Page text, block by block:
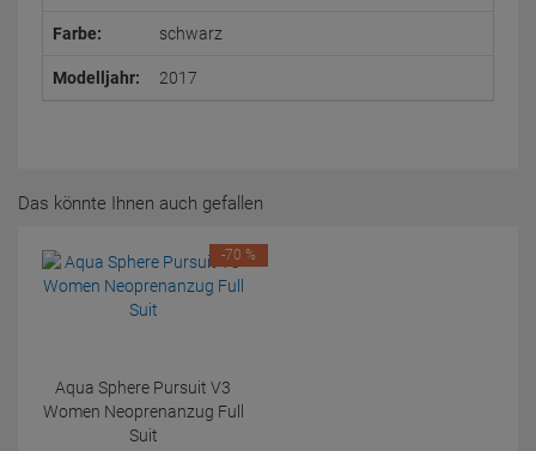
Farbe: schwarz
Modelljahr: 2017
Das könnte Ihnen auch gefallen
Aqua Sphere Pursuit V3
Women Neoprenanzug Full
Suit
-70 %